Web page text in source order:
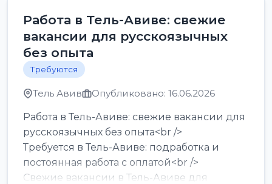
Работа в Тель-Авиве: свежие
вакансии для русскоязычных
без опыта
Требуются
Тель Авив Опубликовано: 16.06.2026
Работа в Тель-Авиве: свежие вакансии для
русскоязычных без опыта<br />
Требуется в Тель-Авиве: подработка и
постоянная работа с оплатой<br />
Свежие вакансии в Тель-Авиве для